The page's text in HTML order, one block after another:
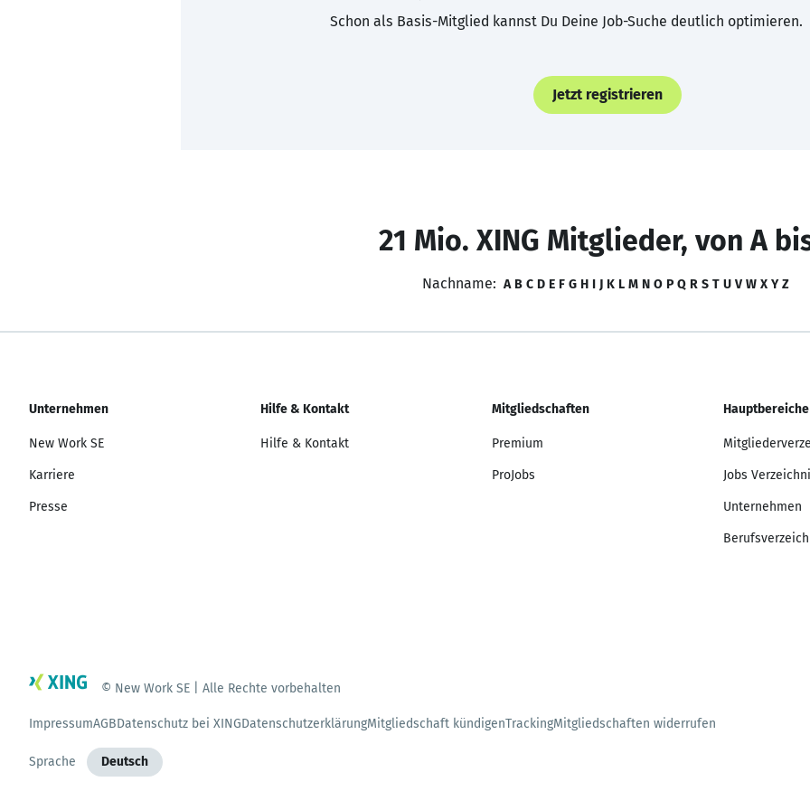
Schon als Basis-Mitglied kannst Du Deine Job-Suche deutlich optimieren.
Jetzt registrieren
21 Mio. XING Mitglieder, von A
Nachname: A B C D E F G H I J K L M N O P Q R S T U V W X Y Z
Unternehmen
New Work SE
Karriere
Presse
Hilfe & Kontakt
Hilfe & Kontakt
Mitgliedschaften
Premium
ProJobs
Hauptbereiche
Jobs
Unternehmen
© New Work SE | Alle Rechte vorbehalten
ImpressumAGBDatenschutz bei XINGDatenschutzerklärungMitgliedschaft kündigenTrackingMitgliedschaften widerrufen
Sprache Deutsch